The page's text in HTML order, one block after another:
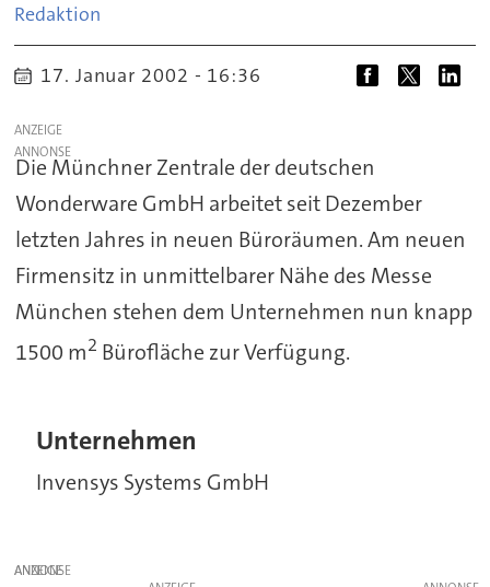
Redaktion
17. Januar 2002 - 16:36
ANZEIGE
Die Münchner Zentrale der deutschen
Wonderware GmbH arbeitet seit Dezember
letzten Jahres in neuen Büroräumen. Am neuen
Firmensitz in unmittelbarer Nähe des Messe
München stehen dem Unternehmen nun knapp
1500 m2 Bürofläche zur Verfügung.
Unternehmen
Invensys Systems GmbH
ANZEIGE